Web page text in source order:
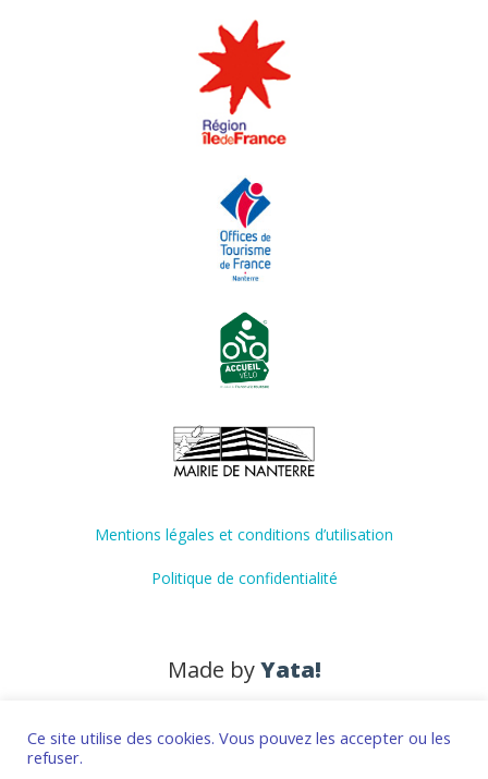
Mentions légales et conditions d’utilisation
Politique de confidentialité
Made byYata!
Ce site utilise des cookies. Vous pouvez les accepter ou les
refuser.